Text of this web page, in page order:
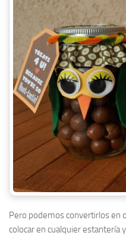
Pero podemos convertirlos en
colocar en cualquier estantería